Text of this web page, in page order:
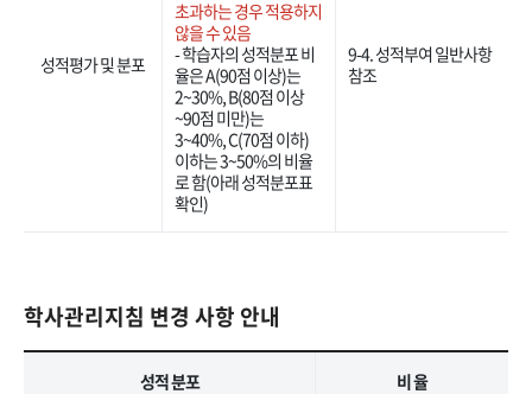
성적평가 및 분포
초과하는 경우 적용하지
않을 수 있음
- 학습자의 성적분포 비
율은 A(90점 이상)는
2~30%, B(80점 이상
~90점 미만)는
3~40%, C(70점 이하)
이하는 3~50%의 비율
로 함(아래 성적분포표
확인)
9-4. 성적부여 일반사항
참조
학사관리지침 변경 사항 안내
성적 분포 비 율